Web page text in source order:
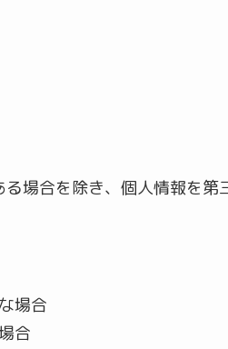
場合を除き、個人情報を
場合
合